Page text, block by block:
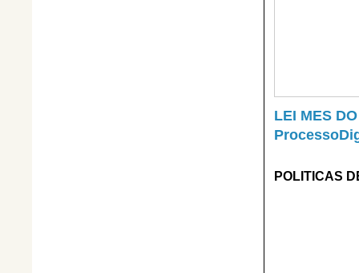
LEI MES
POLITICAS